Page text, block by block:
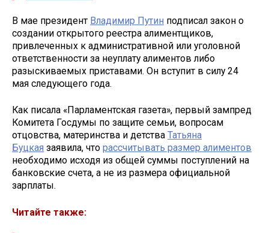
В мае президент Владимир Путин подписал закон о
создании открытого реестра алиментщиков,
привлеченных к административной или уголовной
ответственности за неуплату алиментов либо
разыскиваемых приставами. Он вступит в силу 24
мая следующего года.
Как писала «Парламентская газета», первый зампред
Комитета Госдумы по защите семьи, вопросам
отцовства, материнства и детства Татьяна
Буцкая заявила, что рассчитывать размер алиментов
необходимо исходя из общей суммы поступлений на
банковские счета, а не из размера официальной
зарплаты.
Читайте также: